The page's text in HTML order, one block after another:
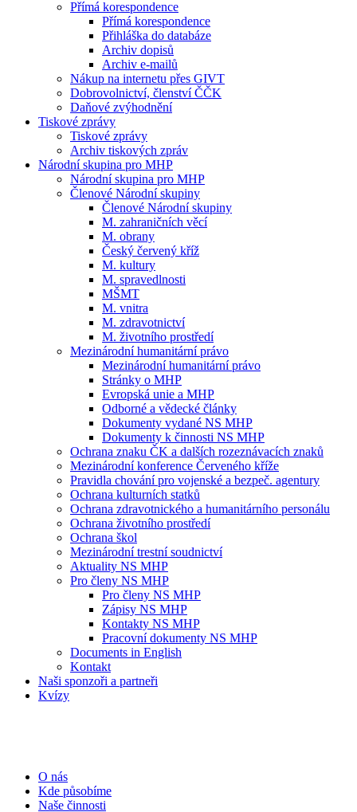
Přímá korespondence
Přímá korespondence
Přihláška do databáze
Archiv dopisů
Archiv e-mailů
Nákup na internetu přes GIVT
Dobrovolnictví, členství ČČK
Daňové zvýhodnění
Tiskové zprávy
Tiskové zprávy
Archiv tiskových zpráv
Národní skupina pro MHP
Národní skupina pro MHP
Členové Národní skupiny
Členové Národní skupiny
M. zahraničních věcí
M. obrany
Český červený kříž
M. kultury
M. spravedlnosti
MŠMT
M. vnitra
M. zdravotnictví
M. životního prostředí
Mezinárodní humanitární právo
Mezinárodní humanitární právo
Stránky o MHP
Evropská unie a MHP
Odborné a vědecké články
Dokumenty vydané NS MHP
Dokumenty k činnosti NS MHP
Ochrana znaku ČK a dalších rozeznávacích znaků
Mezinárodní konference Červeného kříže
Pravidla chování pro vojenské a bezpeč. agentury
Ochrana kulturních statků
Ochrana zdravotnického a humanitárního personálu
Ochrana životního prostředí
Ochrana škol
Mezinárodní trestní soudnictví
Aktuality NS MHP
Pro členy NS MHP
Pro členy NS MHP
Zápisy NS MHP
Kontakty NS MHP
Pracovní dokumenty NS MHP
Documents in English
Kontakt
Naši sponzoři a partneři
Kvízy
O nás
Kde působíme
Naše činnosti